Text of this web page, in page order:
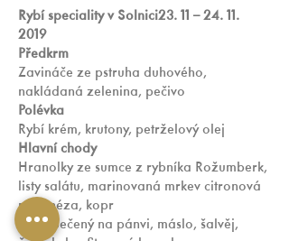
Rybí speciality v Solnici23. 11 – 24. 11.
2019
Předkrm
Zavináče ze pstruha duhového,
nakládaná zelenina, pečivo
Polévka
Rybí krém, krutony, petrželový olej
Hlavní chody
Hranolky ze sumce z rybníka Rožumberk,
listy salátu, marinovaná mrkev citronová
majonéza, kopr
Kapr pečený na pánvi, máslo, šalvěj,